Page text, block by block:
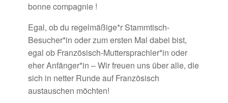
bonne compagnie !
Egal, ob du regelmäßige*r Stammtisch-
Besucher*in oder zum ersten Mal dabei bist,
egal ob Französisch-Muttersprachler*in oder
eher Anfänger*in – Wir freuen uns über alle, die
sich in netter Runde auf Französisch
austauschen möchten!